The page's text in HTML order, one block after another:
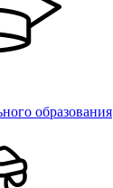
образования